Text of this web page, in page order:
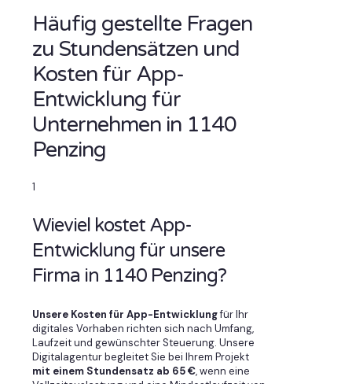
Häufig gestellte Fragen
zu Stundensätzen und
Kosten für App-
Entwicklung für
Unternehmen in 1140
Penzing
1
Wieviel kostet App-
Entwicklung für unsere
Firma in 1140 Penzing?
Unsere Kosten für App-Entwicklungfür Ihr
digitales Vorhaben richten sich nach Umfang,
Laufzeit und gewünschter Steuerung. Unsere
Digitalagentur begleitet Sie bei Ihrem Projekt
mit einem Stundensatz ab 65 €, wenn eine